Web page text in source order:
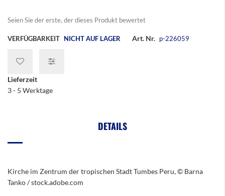
Seien Sie der erste, der dieses Produkt bewertet
VERFÜGBARKEIT NICHT AUF LAGER Art. Nr. p-226059
Lieferzeit
3 - 5 Werktage
DETAILS
Kirche im Zentrum der tropischen Stadt Tumbes Peru, © Barna
Tanko / stock.adobe.com